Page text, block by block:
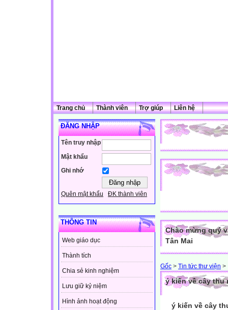
Trang chủ Thành viên Trợ giúp Liên hệ
ĐĂNG NHẬP
Tên truy nhập
Mật khẩu
Ghi nhớ
Quên mật khẩu ĐK thành viên
THÔNG TIN
Web giáo dục
Thành tích
Chia sẻ kinh nghiệm
Lưu giữ kỷ niệm
Hình ảnh hoạt động
Chào mừng quý
Tân Mai
Gốc > Tin tức thư viện >
ý kiến về cây thu
ý kiến về cây